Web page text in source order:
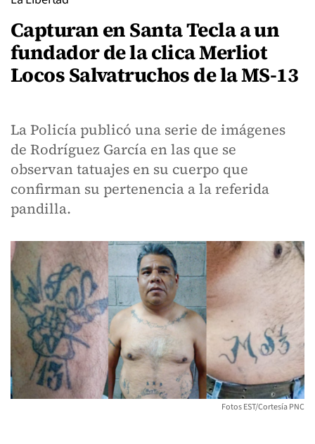
Capturan en Santa Tecla a un
fundador de la clica Merliot
Locos Salvatruchos de la MS-13
La Policía publicó una serie de imágenes
de Rodríguez García en las que se
observan tatuajes en su cuerpo que
confirman su pertenencia a la referida
pandilla.
Fotos EST/Cortesía PNC